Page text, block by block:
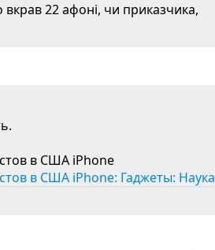
вкрав 22 афоні, чи приказчика,
в США iPhone
в США iPhone: Гаджеты: Наука